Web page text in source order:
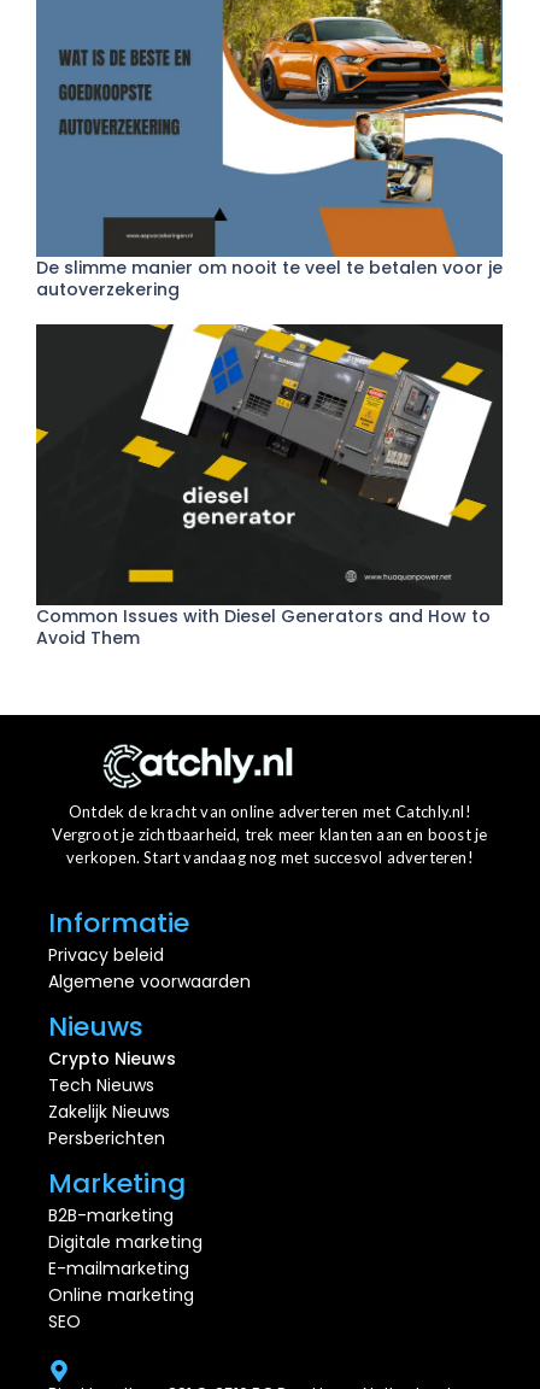
De slimme manier om nooit te veel te betalen voor je
autoverzekering
Common Issues with Diesel Generators and How to
Avoid Them
Ontdek de kracht van online adverteren met Catchly.nl!
Vergroot je zichtbaarheid, trek meer klanten aan en boost je
verkopen. Start vandaag nog met succesvol adverteren!
Informatie
Privacy beleid
Algemene voorwaarden
Nieuws
Crypto Nieuws
Tech Nieuws
Zakelijk Nieuws
Persberichten
Marketing
B2B-marketing
Digitale marketing
E-mailmarketing
Online marketing
SEO